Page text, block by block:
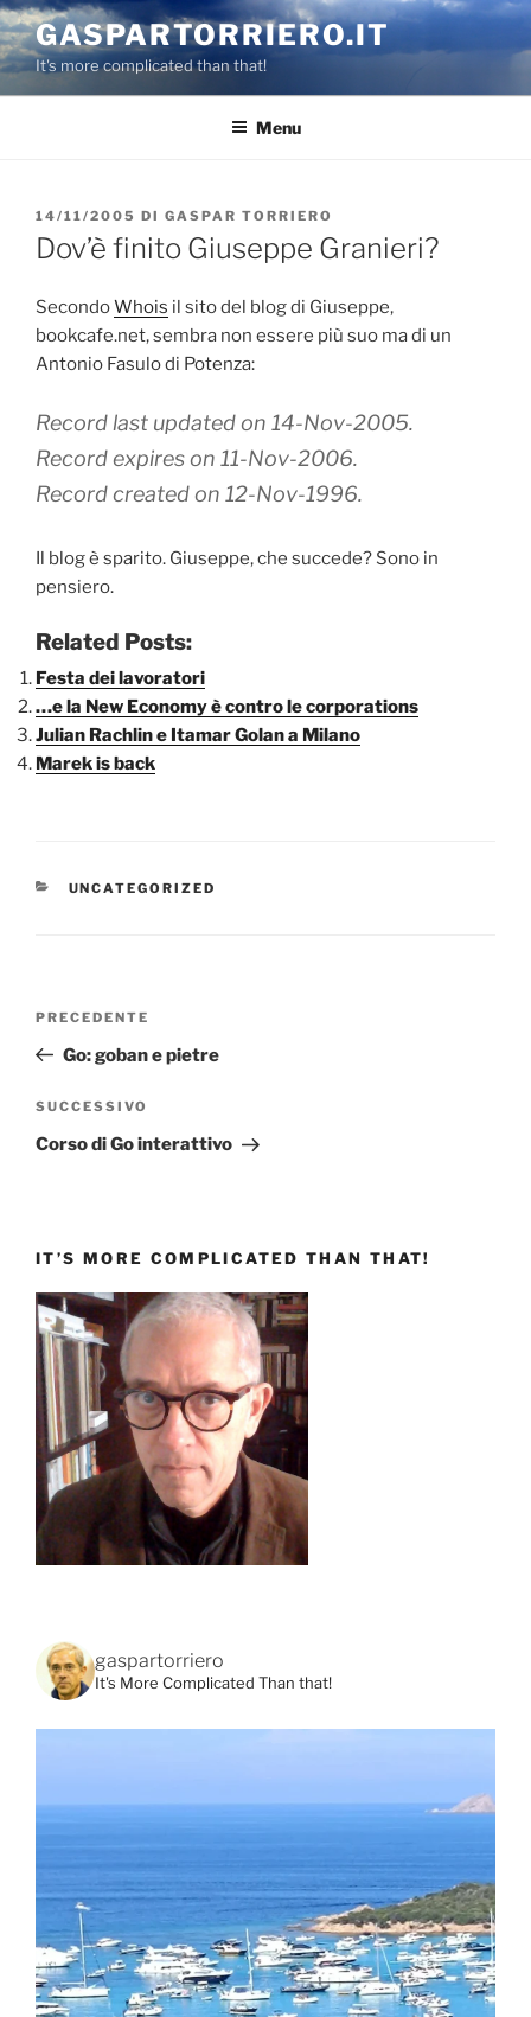
Salta
al
contenuto
GASPARTORRIERO.IT
It's more complicated than that!
Menu
PUBBLICATO
IL
14/11/2005 DI GASPAR TORRIERO
Dov’è finito Giuseppe Granieri?
SecondoWhois il sito del blog di Giuseppe,
bookcafe.net, sembra non essere più suo ma di un
Antonio Fasulo di Potenza:
Record last updated on 14-Nov-2005.
Record expires on 11-Nov-2006.
Record created on 12-Nov-1996.
Il blog è sparito. Giuseppe, che succede? Sono in
pensiero.
Related Posts:
Festa dei lavoratori
…e la New Economy è contro le corporations
Julian Rachlin e Itamar Golan a Milano
Marek is back
CATEGORIE
UNCATEGORIZED
Articolo
precedente:
PRECEDENTE
Go: goban e pietre
Articolo
successivo
SUCCESSIVO
Corso di Go interattivo
IT’S MORE COMPLICATED THAN THAT!
gaspartorriero
It's More Complicated Than that!